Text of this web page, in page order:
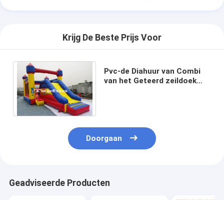
Krijg De Beste Prijs Voor
Pvc-de Diahuur van Combi
van het Geteerd zeildoek
Doorgaan
Geadviseerde Producten